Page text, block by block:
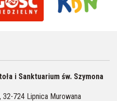
i Sanktuarium św. Szymona
32-724 Lipnica Murowana